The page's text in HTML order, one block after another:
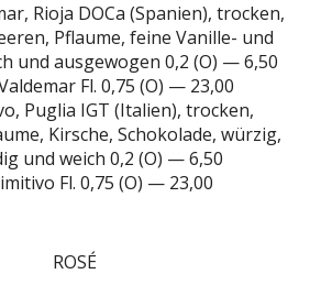
Rioja DOCa (Spanien), trocken,
Pflaume, feine Vanille- und
und ausgewogen 0,2 (O) — 6,50
Fl. 0,75 (O) — 23,00
Puglia IGT (Italien), trocken,
Kirsche, Schokolade, würzig,
und weich 0,2 (O) — 6,50
Fl. 0,75 (O) — 23,00
ROSÉ